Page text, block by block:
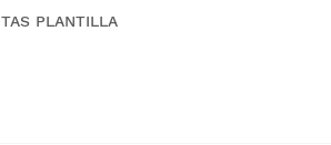
PLANTILLA